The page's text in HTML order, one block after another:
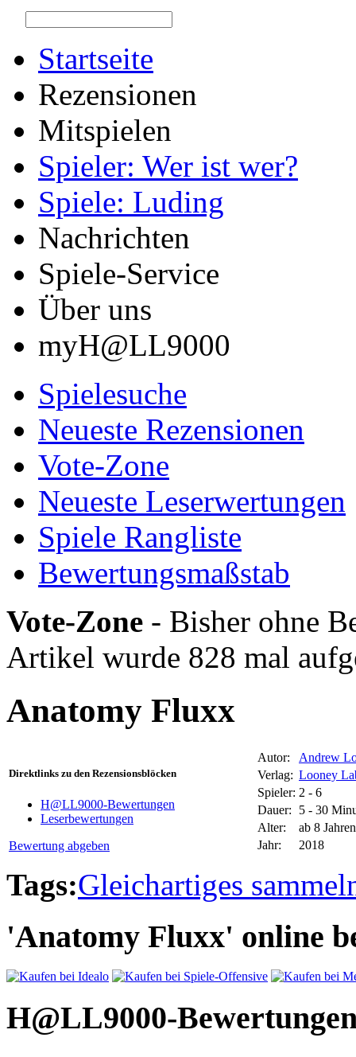
Startseite
Rezensionen
Mitspielen
Spieler: Wer ist wer?
Spiele: Luding
Nachrichten
Spiele-Service
Über uns
myH@LL9000
Spielesuche
Neueste Rezensionen
Vote-Zone
Neueste Leserwertungen
Spiele Rangliste
Bewertungsmaßstab
Vote-Zone - Bisher ohne
Artikel wurde 828 mal
Anatomy Fluxx
Direktlinks zu den Rezensionsblöcken
H@LL9000-Bewertungen
Leserbewertungen
Bewertung abgeben
Autor:
Andrew
Verlag: Looney
Spieler: 2 - 6
Dauer:
5 - 30
Alter:
ab 8 Jahren
Jahr:
2018
Tags:Gleichartiges
'Anatomy Fluxx' online
H@LL9000-